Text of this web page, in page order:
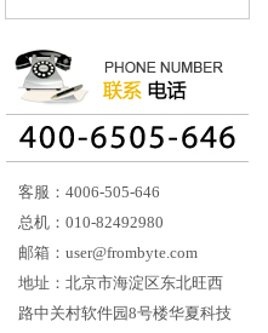
客服：4006-505-646
总机：010-82492980
邮箱：user@frombyte.com
地址：北京市海淀区东北旺西
路中关村软件园8号楼华夏科技